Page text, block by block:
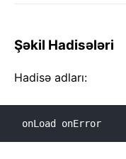
Şəkil Hadisələri
Hadisə adları:
onLoad onError